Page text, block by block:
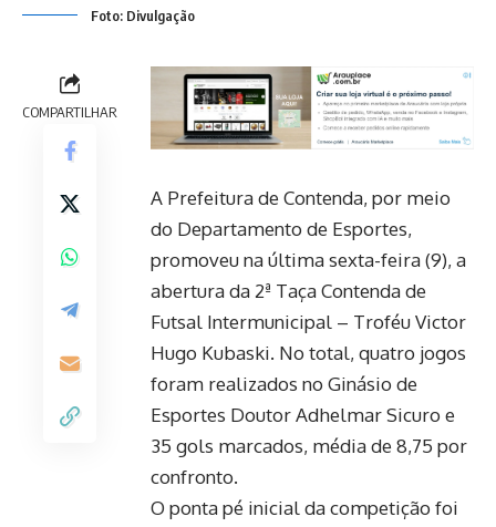
Foto: Divulgação
COMPARTILHAR
A Prefeitura de Contenda, por meio
do Departamento de Esportes,
promoveu na última sexta-feira (9), a
abertura da 2ª Taça Contenda de
Futsal Intermunicipal – Troféu Victor
Hugo Kubaski. No total, quatro jogos
foram realizados no Ginásio de
Esportes Doutor Adhelmar Sicuro e
35 gols marcados, média de 8,75 por
confronto.
O ponta pé inicial da competição foi